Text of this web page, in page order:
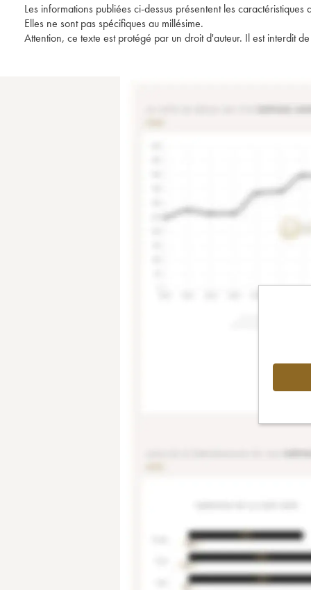
Les informations publiées ci-dessus présentent les caractéristiques
Elles ne sont pas spécifiques au millésime.
Attention, ce texte est protégé par un droit d'auteur. Il est interdit